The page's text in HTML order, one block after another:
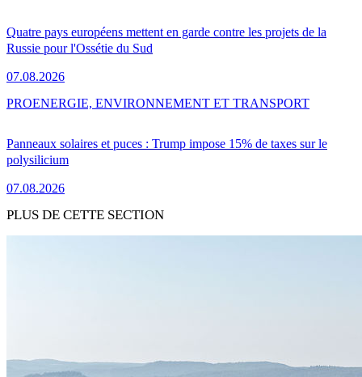
Quatre pays européens mettent en garde contre les projets de la
Russie pour l'Ossétie du Sud
07.08.2026
Panneaux solaires et puces : Trump impose 15% de taxes sur le
polysilicium
07.08.2026
PROENERGIE, ENVIRONNEMENT ET TRANSPORT
PLUS DE CETTE SECTION